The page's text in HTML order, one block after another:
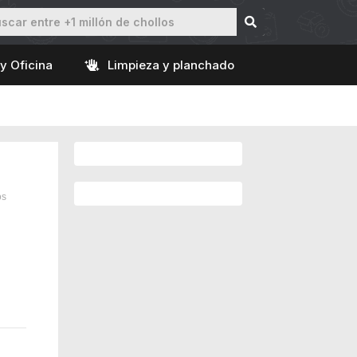
Oficina Limpieza y planchado